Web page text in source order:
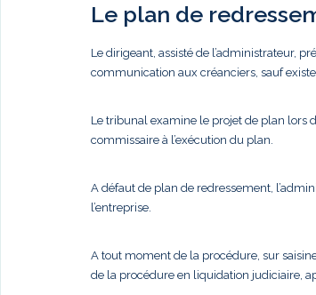
Le plan de
Le dirigeant, assisté de l’administrateur,
communication aux créanciers, sauf
Le tribunal examine le projet de plan lors
commissaire à l’exécution du plan.
A défaut de plan de redressement,
l’entreprise.
A tout moment de la procédure, sur
de la procédure en liquidation judiciaire,